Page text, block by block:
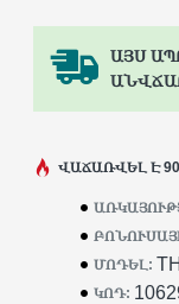
ԱՅՍ
ՄՈԴԵԼ:
ԿՈԴ:
ՎԱՃԱՌՎԵԼ Է